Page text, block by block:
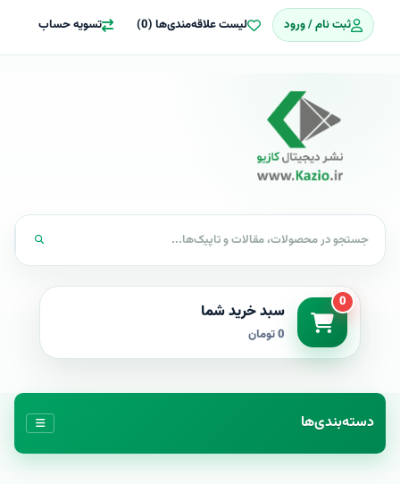
ثبت نام / ورود لیست علاقه‌مندی‌ها (0) تسویه حساب
0 سبد خرید شما
0 تومان
دسته‌بندی‌ها